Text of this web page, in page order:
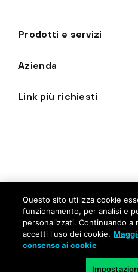
Prodotti e servizi
Azienda
Link più richiesti
Privacy
Trust Center
Questo sito utilizza cookie
funzionamento, per analisi e
personalizzati. Continuando a
accetti l'uso dei cookie.
consenso ai cookie